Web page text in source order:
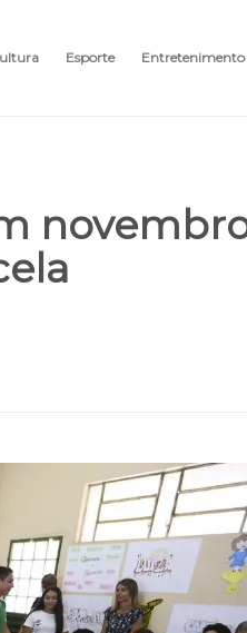
Esporte Entretenimento